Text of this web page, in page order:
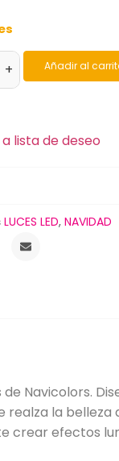
+ Añadir al
lista de deseo
LUCES LED,NAVIDAD
de Navicolors.
la belleza
crear efectos